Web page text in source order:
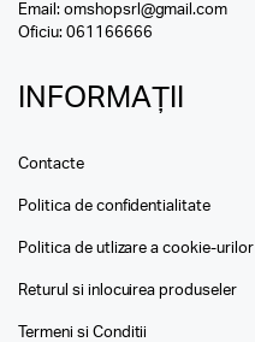
Email: omshopsrl@gmail.com
Oficiu: 061166666
INFORMAȚII
Contacte
Politica de confidentialitate
Politica de utlizare a cookie-urilor
Returul si inlocuirea produseler
Termeni si Conditii